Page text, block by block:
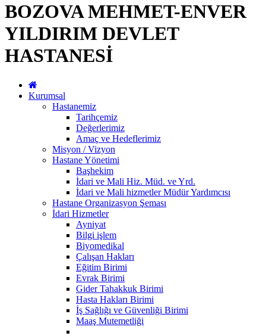
BOZOVA MEHMET-ENVER
YILDIRIM DEVLET
HASTANESİ
Kurumsal
Hastanemiz
Tarihçemiz
Değerlerimiz
Amaç ve Hedeflerimiz
Misyon / Vizyon
Hastane Yönetimi
Başhekim
İdari ve Mali Hiz. Müd. ve Yrd.
İdari ve Mali hizmetler Müdür Yardımcısı
Hastane Organizasyon Şeması
İdari Hizmetler
Ayniyat
Bilgi işlem
Biyomedikal
Çalışan Hakları
Eğitim Birimi
Evrak Birimi
Gider Tahakkuk Birimi
Hasta Hakları Birimi
İş Sağlığı ve Güvenliği Birimi
Maaş Mutemetliği